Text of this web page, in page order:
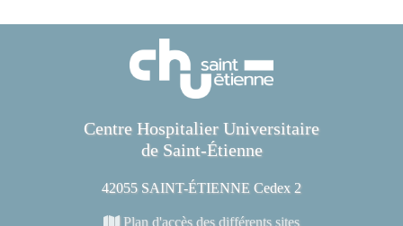
Centre Hospitalier Universitaire
de Saint-Étienne
42055 SAINT-ÉTIENNE Cedex 2
Plan d'accès des différents sites